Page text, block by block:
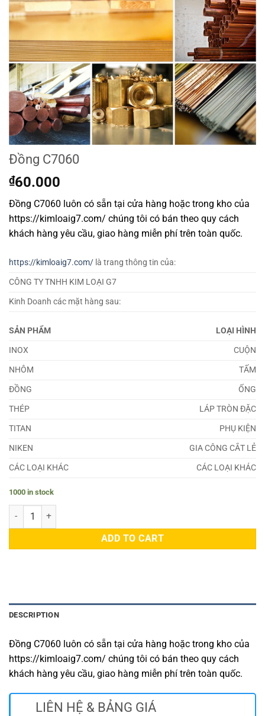
Đồng C7060
₫60.000
Đồng C7060 luôn có sẵn tại cửa hàng hoặc trong kho của
https://kimloaig7.com/ chúng tôi có bán theo quy cách
khách hàng yêu cầu, giao hàng miễn phí trên toàn quốc.
https://kimloaig7.com/ là trang thông tin của:
CÔNG TY TNHH KIM LOẠI G7
Kinh Doanh các mặt hàng sau:
SẢN PHẨM
LOẠI HÌNH
INOX
CUỘN
NHÔM
TẤM
ĐỒNG
ỐNG
THÉP
LÁP TRÒN ĐẶC
TITAN
PHỤ KIỆN
NIKEN
GIA CÔNG CẮT LẺ
CÁC LOẠI KHÁC
CÁC LOẠI KHÁC
1000 in stock
Đồng C7060 quantity
ADD TO CART
DESCRIPTION
Đồng C7060 luôn có sẵn tại cửa hàng hoặc trong kho của
https://kimloaig7.com/ chúng tôi có bán theo quy cách
khách hàng yêu cầu, giao hàng miễn phí trên toàn quốc.
LIÊN HỆ & BẢNG GIÁ